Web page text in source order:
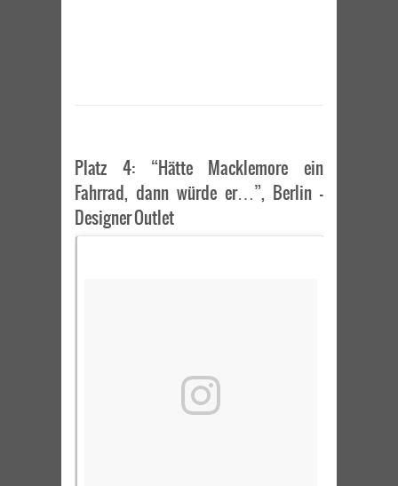
Platz 4: “Hätte Macklemore ein
Fahrrad, dann würde er…”, Berlin –
Designer Outlet